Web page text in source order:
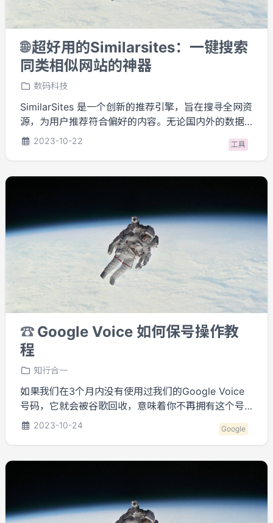
🌐超好用的Similarsites：一键搜索
同类相似网站的神器
数码科技
SimilarSites 是一个创新的推荐引擎，旨在搜寻全网资
源，为用户推荐符合偏好的内容。无论国内外的数据
都能显示，且网站功能完全免费，没有使用次数限制
2023-10-22 工具
☎️ Google Voice 如何保号操作教
程
知行合一
如果我们在3个月内没有使用过我们的Google Voice
号码，它就会被谷歌回收，意味着你不再拥有这个号
码。如果要保留我们的号码，就要在3个月内使用过
2023-10-24 Google